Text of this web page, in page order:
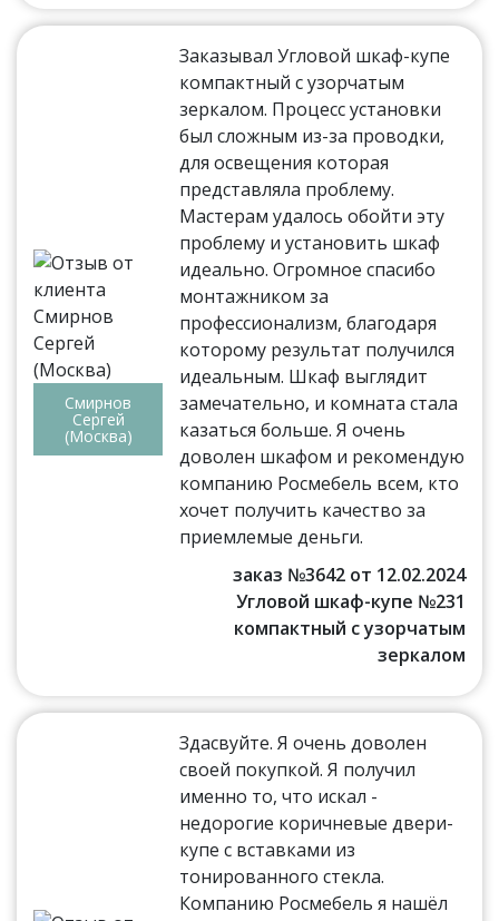
Смирнов
Сергей
(Москва)
Заказывал Угловой шкаф-купе
компактный с узорчатым
зеркалом. Процесс установки
был сложным из-за проводки,
для освещения которая
представляла проблему.
Мастерам удалось обойти эту
проблему и установить шкаф
идеально. Огромное спасибо
монтажником за
профессионализм, благодаря
которому результат получился
идеальным. Шкаф выглядит
замечательно, и комната стала
казаться больше. Я очень
доволен шкафом и рекомендую
компанию Росмебель всем, кто
хочет получить качество за
приемлемые деньги.
заказ №3642 от 12.02.2024
Угловой шкаф-купе №231
компактный с узорчатым
зеркалом
Здасвуйте. Я очень доволен
своей покупкой. Я получил
именно то, что искал -
недорогие коричневые двери-
купе с вставками из
тонированного стекла.
Компанию Росмебель я нашёл